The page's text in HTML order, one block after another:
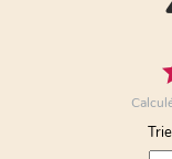
respecte
Cet